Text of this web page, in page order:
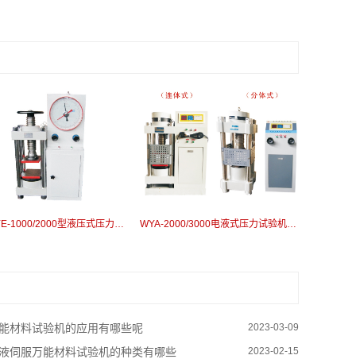
材料试验机的应用有哪些呢 2023-03-09
伺服万能材料试验机的种类有哪些 2023-02-15